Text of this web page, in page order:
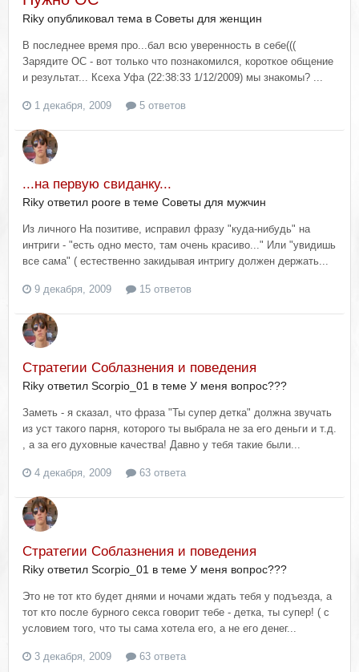
Riky опубликовал тема в Советы для женщин
В последнее время про...бал всю уверенность в себе(((
Зарядите ОС - вот только что познакомился, короткое общение
и результат... Ксеха Уфа (22:38:33 1/12/2009) мы знакомы? ...
1 декабря, 2009 5 ответов
...на первую свиданку...
Riky ответил poore в теме Советы для мужчин
Из личного На позитиве, исправил фразу "куда-нибудь" на
интриги - "есть одно место, там очень красиво..." Или "увидишь
все сама" ( естественно закидывая интригу должен держать...
9 декабря, 2009 15 ответов
Стратегии Соблазнения и поведения
Riky ответил Scorpio_01 в теме У меня вопрос???
Заметь - я сказал, что фраза "Ты супер детка" должна звучать
из уст такого парня, которого ты выбрала не за его деньги и т.д.
, а за его духовные качества! Давно у тебя такие были...
4 декабря, 2009 63 ответа
Стратегии Соблазнения и поведения
Riky ответил Scorpio_01 в теме У меня вопрос???
Это не тот кто будет днями и ночами ждать тебя у подъезда, а
тот кто после бурного секса говорит тебе - детка, ты супер! ( с
условием того, что ты сама хотела его, а не его денег...
3 декабря, 2009 63 ответа